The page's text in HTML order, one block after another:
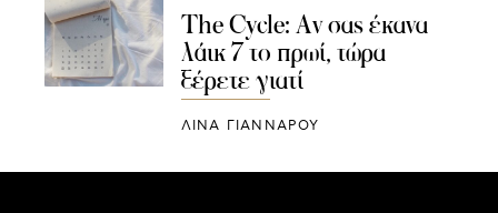
The Cycle: Αν σας έκανα
λάικ 7 το πρωί, τώρα
ξέρετε γιατί
ΛΊΝΑ ΓΙΆΝΝΑΡΟΥ